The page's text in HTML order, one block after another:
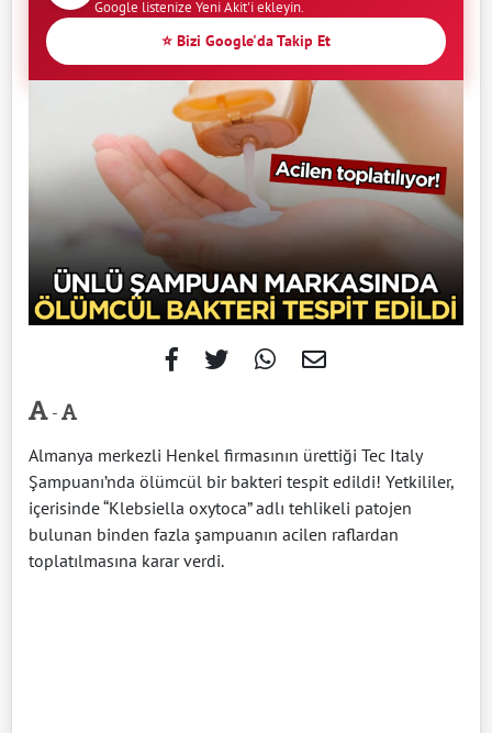
Google listenize Yeni Akit'i ekleyin.
⭐ Bizi Google'da Takip Et
-
Almanya merkezli Henkel firmasının ürettiği Tec Italy
Şampuanı’nda ölümcül bir bakteri tespit edildi! Yetkililer,
içerisinde “Klebsiella oxytoca” adlı tehlikeli patojen
bulunan binden fazla şampuanın acilen raflardan
toplatılmasına karar verdi.